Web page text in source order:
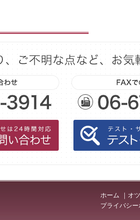
ホーム オ
プライバシ